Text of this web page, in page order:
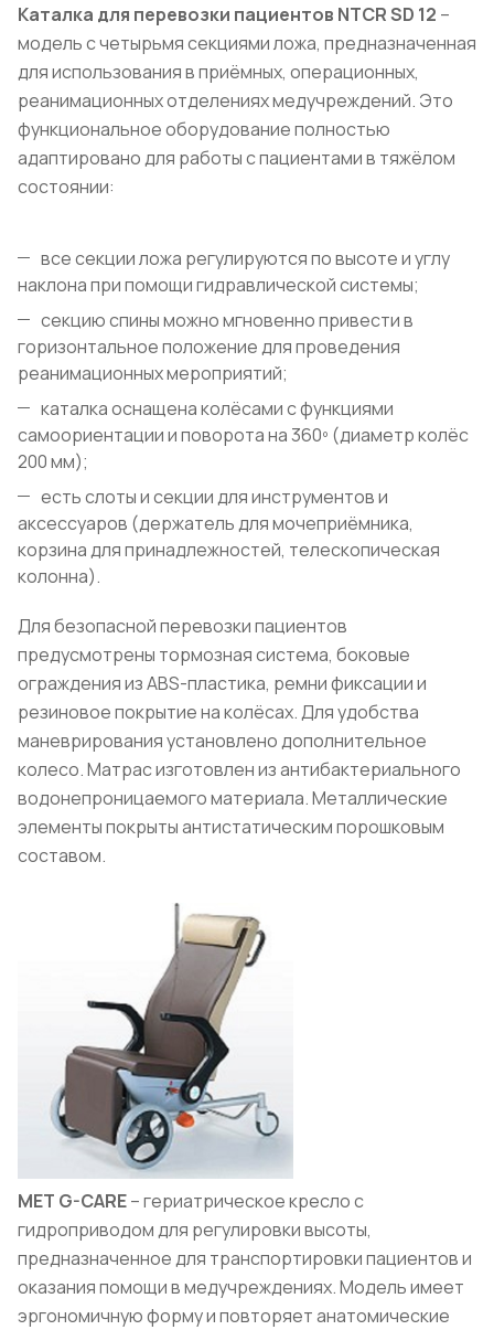
Каталка для перевозки пациентов NTCR SD 12 –
модель с четырьмя секциями ложа, предназначенная
для использования в приёмных, операционных,
реанимационных отделениях медучреждений. Это
функциональное оборудование полностью
адаптировано для работы с пациентами в тяжёлом
состоянии:
все секции ложа регулируются по высоте и углу
наклона при помощи гидравлической системы;
секцию спины можно мгновенно привести в
горизонтальное положение для проведения
реанимационных мероприятий;
каталка оснащена колёсами с функциями
самоориентации и поворота на 360º (диаметр колёс
200 мм);
есть слоты и секции для инструментов и
аксессуаров (держатель для мочеприёмника,
корзина для принадлежностей, телескопическая
колонна).
Для безопасной перевозки пациентов
предусмотрены тормозная система, боковые
ограждения из ABS-пластика, ремни фиксации и
резиновое покрытие на колёсах. Для удобства
маневрирования установлено дополнительное
колесо. Матрас изготовлен из антибактериального
водонепроницаемого материала. Металлические
элементы покрыты антистатическим порошковым
составом.
MET G-CARE– гериатрическое кресло с
гидроприводом для регулировки высоты,
предназначенное для транспортировки пациентов и
оказания помощи в медучреждениях. Модель имеет
эргономичную форму и повторяет анатомические